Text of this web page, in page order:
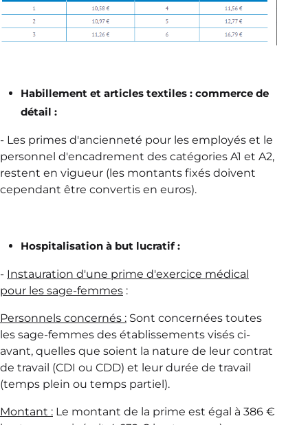
Habillement et articles textiles : commerce de
détail :
- Les primes d'ancienneté pour les employés et le
personnel d'encadrement des catégories A1 et A2,
restent en vigueur (les montants fixés doivent
cependant être convertis en euros).
Hospitalisation à but lucratif :
- Instauration d'une prime d'exercice médical
pour les sage-femmes :
Personnels concernés : Sont concernées toutes
les sage-femmes des établissements visés ci-
avant, quelles que soient la nature de leur contrat
de travail (CDI ou CDD) et leur durée de travail
(temps plein ou temps partiel).
Montant : Le montant de la prime est égal à 386 €